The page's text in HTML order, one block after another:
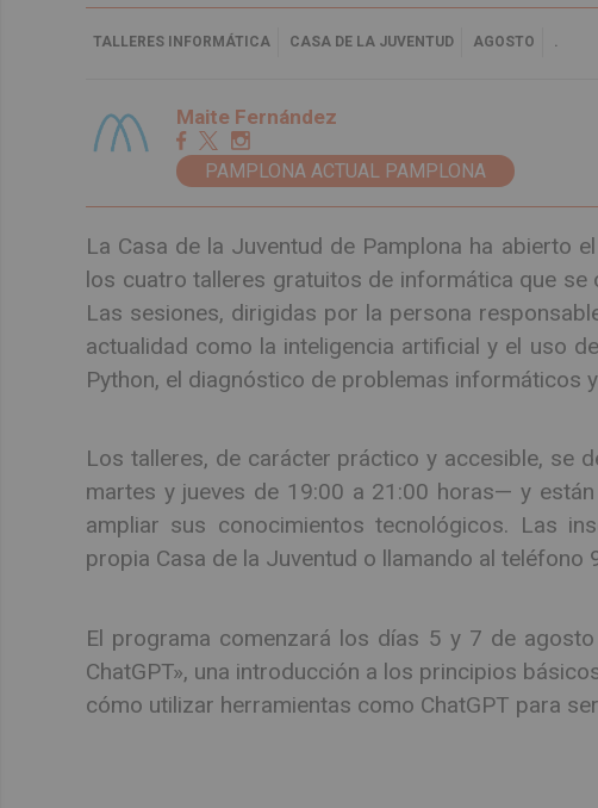
TALLERES INFORMÁTICA CASA DE LA JUVENTUD AGOSTO .
Maite Fernández
PAMPLONA ACTUAL PAMPLONA
La Casa de la Juventud de Pamplona ha abierto
los cuatro talleres gratuitos de informática que
Las sesiones, dirigidas por la persona
actualidad como la inteligencia artificial y el uso
Python, el diagnóstico de problemas informáticos
Los talleres, de carácter práctico y accesible, se
martes y jueves de 19:00 a 21:00 horas— y
ampliar sus conocimientos tecnológicos. Las
propia Casa de la Juventud o llamando al teléfono
El programa comenzará los días 5 y 7 de
ChatGPT», una introducción a los principios
cómo utilizar herramientas como ChatGPT para